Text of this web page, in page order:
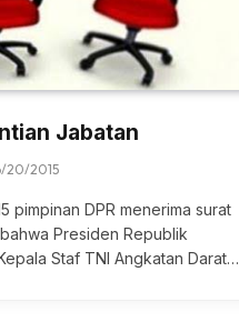
Jabatan
20/2015
pimpinan DPR menerima surat
Presiden Republik
Staf TNI Angkatan Darat…